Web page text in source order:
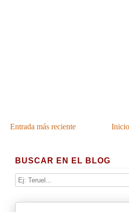
Entrada más reciente Inicio
BUSCAR EN EL BLOG